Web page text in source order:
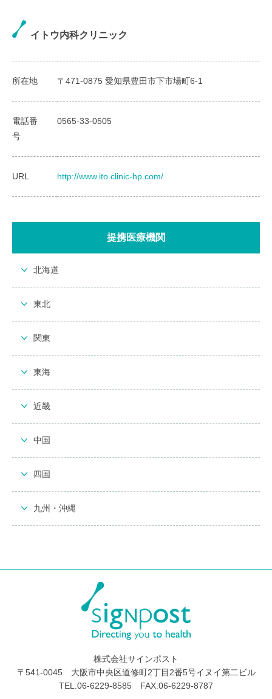
イトウ内科クリニック
所在地 〒471-0875 愛知県豊田市下市場町6-1
電話番
号
0565-33-0505
URL http://www.ito.clinic-hp.com/
提携医療機関
北海道
東北
関東
東海
近畿
中国
四国
九州・沖縄
株式会社サインポスト
〒541-0045 大阪市中央区道修町2丁目2番5号イヌイ第二ビル
TEL.06-6229-8585 FAX.06-6229-8787